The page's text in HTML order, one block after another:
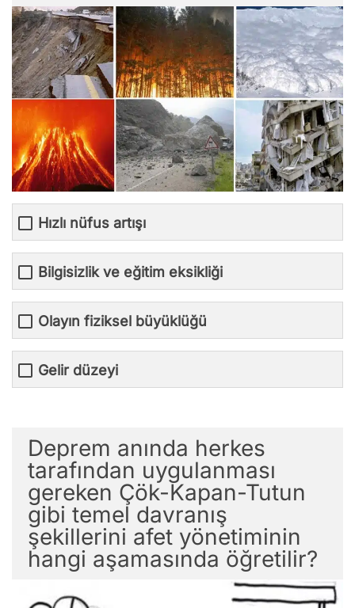
Hızlı nüfus artışı
Bilgisizlik ve eğitim eksikliği
Olayın fiziksel büyüklüğü
Gelir düzeyi
Deprem anında herkes
tarafından uygulanması
gereken Çök-Kapan-Tutun
gibi temel davranış
şekillerini afet yönetiminin
hangi aşamasında öğretilir?